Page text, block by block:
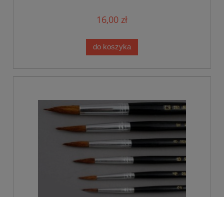
16,00 zł
do koszyka